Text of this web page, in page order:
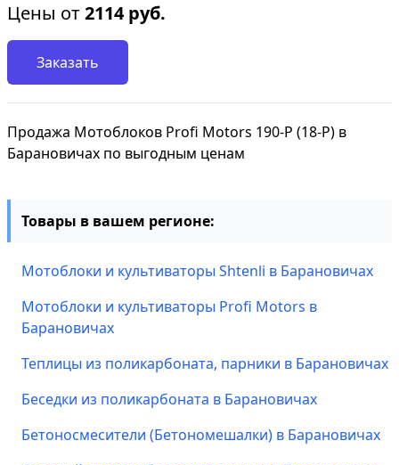
Цены от2114 руб.
Заказать
Продажа Мотоблоков Profi Motors 190-P (18-P) в
Барановичах по выгодным ценам
Товары в вашем регионе:
Мотоблоки и культиваторы Shtenli в Барановичах
Мотоблоки и культиваторы Profi Motors в
Барановичах
Теплицы из поликарбоната, парники в Барановичах
Беседки из поликарбоната в Барановичах
Бетоносмесители (Бетономешалки) в Барановичах